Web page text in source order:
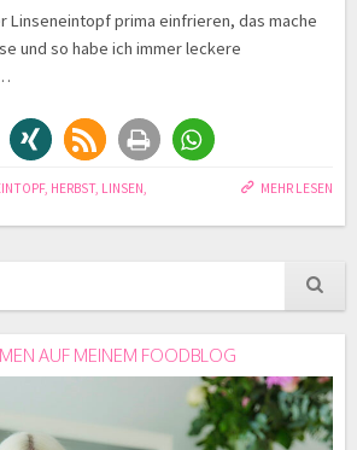
Linseneintopf prima einfrieren, das mache
und so habe ich immer leckere
MEHR LESEN
, HERBST, LINSEN,
AUF MEINEM FOODBLOG